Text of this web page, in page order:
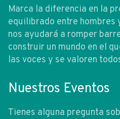
Marca la diferencia en la
equilibrado entre hombres
nos ayudará a romper
construir un mundo en el
las voces y se valoren
Nuestros Eventos
Tienes alguna pregunta